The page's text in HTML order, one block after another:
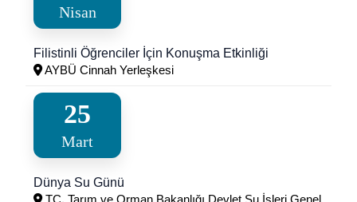
Nisan
Filistinli Öğrenciler İçin Konuşma Etkinliği
AYBÜ Cinnah Yerleşkesi
25
Mart
Dünya Su Günü
TC. Tarım ve Orman Bakanlığı Devlet Su İşleri Genel